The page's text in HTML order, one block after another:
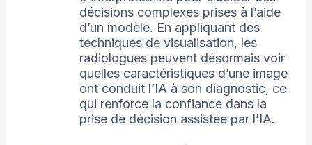
décisions complexes prises à l’aide
d’un modèle. En appliquant des
techniques de visualisation, les
radiologues peuvent désormais voir
quelles caractéristiques d’une image
ont conduit l’IA à son diagnostic, ce
qui renforce la confiance dans la
prise de décision assistée par l’IA.